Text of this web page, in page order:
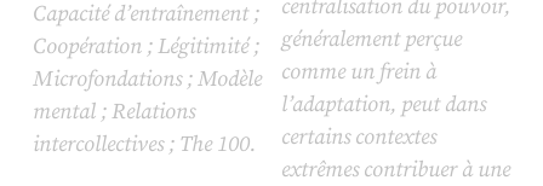
Capacité d’entraînement ;
Coopération ; Légitimité ;
Microfondations ; Modèle
mental ; Relations
intercollectives ; The 100.
centralisation du pouvoir,
généralement perçue
comme un frein à
l’adaptation, peut dans
certains contextes
extrêmes contribuer à une